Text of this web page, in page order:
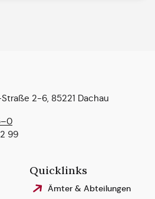
2-6, 85221 Dachau
99
Quicklinks
Ämter & Abteilungen